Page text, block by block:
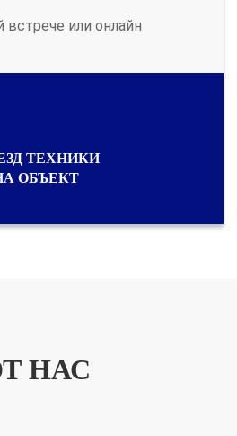
встрече или онлайн
ТЕХНИКИ
ОБЪЕКТ
НАС